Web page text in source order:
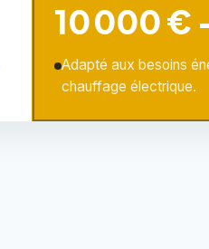
10 000 €
Adapté aux besoins
chauffage électrique.